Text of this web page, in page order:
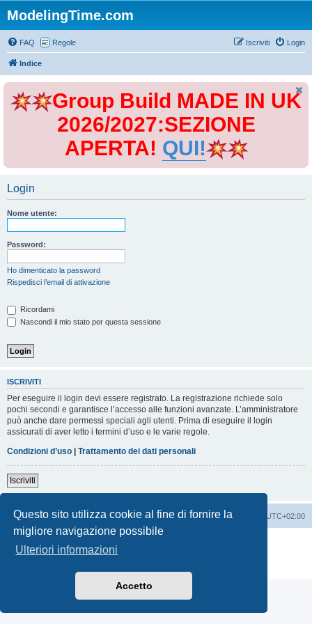
Questo sito utilizza cookie al fine di fornire la
migliore navigazione possibile
Ulteriori informazioni
Accetto
ModelingTime.com
FAQ Regole Login
Iscriviti
Indice
Group Build MADE IN UK
2026/2027:SEZIONE
APERTA! QUI!
Login
Nome utente:
Password:
Ho dimenticato la password
Rispedisci l’email di attivazione
Ricordami
Nascondi il mio stato per questa sessione
ISCRIVITI
Per eseguire il login devi essere registrato. La registrazione richiede solo
pochi secondi e garantisce l’accesso alle funzioni avanzate. L’amministratore
può anche dare permessi speciali agli utenti. Prima di eseguire il login
assicurati di aver letto i termini d’uso e le varie regole.
Condizioni d’uso | Trattamento dei dati personali
Iscriviti
Indice Tutti gli orari sono UTC+02:00
Cancella cookie
Contattaci
Traduzione Italiana